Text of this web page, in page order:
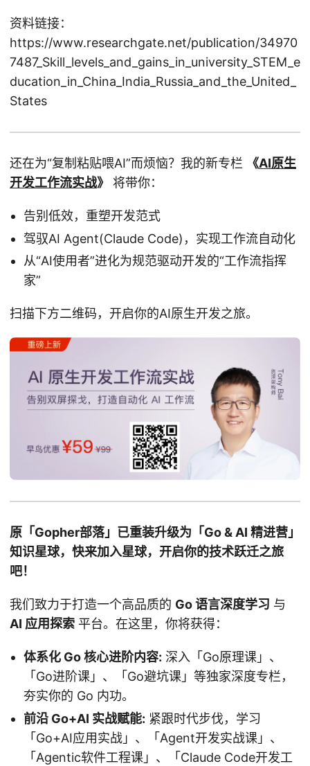
资料链接：
https://www.researchgate.net/publication/34970
7487_Skill_levels_and_gains_in_university_STEM_e
ducation_in_China_India_Russia_and_the_United_
States
还在为“复制粘贴喂AI”而烦恼？我的新专栏 《AI原生
开发工作流实战》 将带你：
告别低效，重塑开发范式
驾驭AI Agent(Claude Code)，实现工作流自动化
从“AI使用者”进化为规范驱动开发的“工作流指挥
家”
扫描下方二维码，开启你的AI原生开发之旅。
原「Gopher部落」已重装升级为「Go & AI 精进营」
知识星球，快来加入星球，开启你的技术跃迁之旅
吧！
我们致力于打造一个高品质的 Go 语言深度学习 与
AI 应用探索 平台。在这里，你将获得：
体系化 Go 核心进阶内容: 深入「Go原理课」、
「Go进阶课」、「Go避坑课」等独家深度专栏，
夯实你的 Go 内功。
前沿 Go+AI 实战赋能: 紧跟时代步伐，学习
「Go+AI应用实战」、「Agent开发实战课」、
「Agentic软件工程课」、「Claude Code开发工